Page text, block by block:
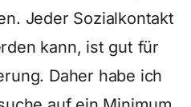
Jeder Sozialkontakt
kann, ist gut für
Daher habe ich